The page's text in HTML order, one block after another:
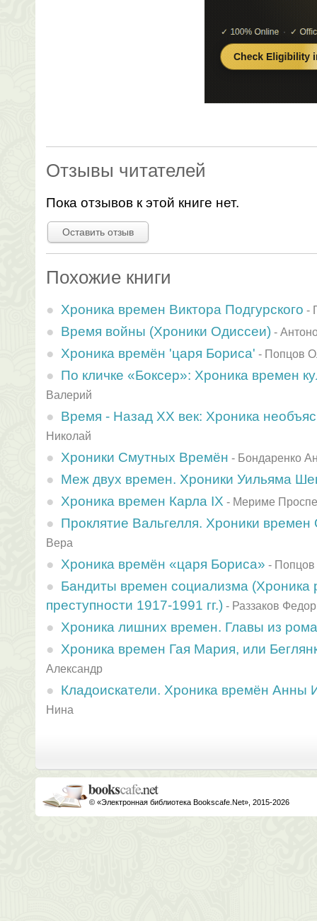
Отзывы читателей
Пока отзывов к этой книге нет.
Оставить отзыв
Похожие книги
Хроника времен Виктора Подгурского -
Время войны (Хроники Одиссеи) -
Хроника времён 'царя Бориса' - Попцов
По кличке «Боксер»: Хроника времен
Валерий
Время - Назад XX век: Хроника
Hиколай
Хроники Смутных Времён - Бондаренко
Меж двух времен. Хроники Уильяма
Хроника времен Карла IX - Мериме
Проклятие Вальгелля. Хроники времен
Вера
Хроника времён «царя Бориса» - Попцов
Бандиты времен социализма (Хроника
преступности 1917-1991 гг.) - Раззаков Федор
Хроника лишних времен. Главы из
Хроника времен Гая Мария, или
Александр
Кладоискатели. Хроника времён Анны
Нина
© «Электронная библиотека Bookscafe.Net», 2015-2026